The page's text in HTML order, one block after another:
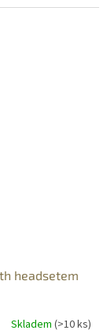
headsetem
Skladem (>10 ks)